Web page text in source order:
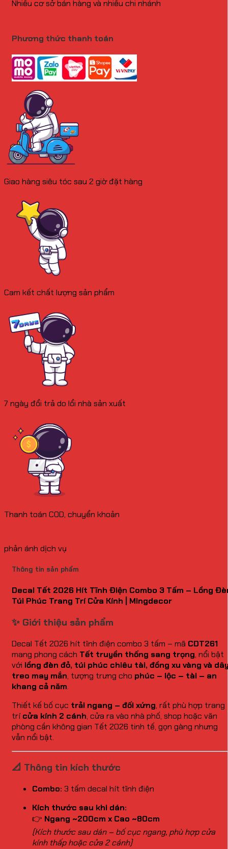
Nhiều cơ sở bán hàng và nhiều chi nhánh
Phương thức thanh toán
Giao hàng siêu tóc sau 2 giờ đặt hàng
Cam kết chất lượng sản phẩm
7 ngày đổi trả do lổi nhà sản xuất
Thanh toán COD, chuyển khoản
phản ánh dịch vụ
Thông tin sản phẩm
Decal Tết 2026 Hít Tĩnh Điện Combo 3 Tấm – Lồng
Túi Phúc Trang Trí Cửa Kính | Mingdecor
✨ Giới thiệu sản phẩm
Decal Tết 2026 hít tĩnh điện combo 3 tấm – mã CDT261
mang phong cách Tết truyền thống sang trọng, nổi bật
với lồng đèn đỏ, túi phúc chiêu tài, đồng xu vàng và
treo may mắn, tượng trưng cho phúc – lộc – tài – an
khang cả năm.
Thiết kế bố cục trải ngang – đối xứng, rất phù hợp trang
trícửa kính 2 cánh, cửa ra vào nhà phố, shop hoặc văn
phòng cần không gian Tết 2026 tinh tế, gọn gàng nhưng
vẫn nổi bật.
📐 Thông tin kích thước
Combo: 3 tấm decal hít tĩnh điện
Kích thước sau khi dán:
👉 Ngang ~200cm x Cao ~80cm
(Kích thước sau dán – bố cục ngang, phù hợp cửa
kính thấp hoặc cửa 2 cánh)